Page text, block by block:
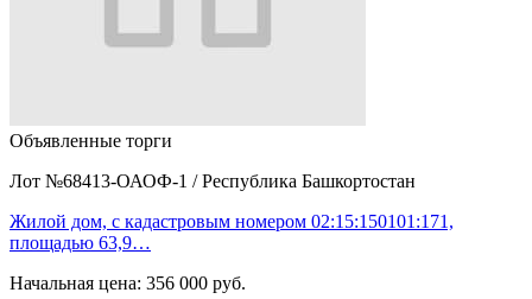
Объявленные торги
Лот №68413-ОАОФ-1 / Республика Башкортостан
Жилой дом, с кадастровым номером 02:15:150101:171,
площадью 63,9…
Начальная цена: 356 000 руб.